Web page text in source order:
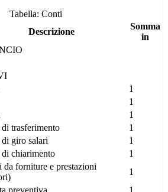
Tabella: Conti
Descrizione
Somma
in
1
1
1
trasferimento
1
giro salari
1
chiarimento
1
da forniture e prestazioni
1
preventiva 1